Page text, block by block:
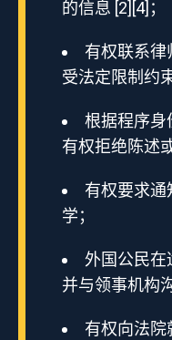
的信息 [2][4]；
有权联系律
受法定限制约
根据程序身
有权拒绝陈述
有权要求通
学；
外国公民在
并与领事机构
有权向法院